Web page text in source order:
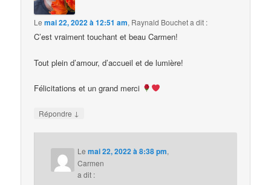
Lemai 22, 2022 à 12:51 am, Raynald Boucheta dit :
C’est vraiment touchant et beau Carmen!
Tout plein d’amour, d’accueil et de lumière!
Félicitations et un grand merci
Répondre ↓
Lemai 22, 2022 à 8:38 pm,
Carmen
a dit :